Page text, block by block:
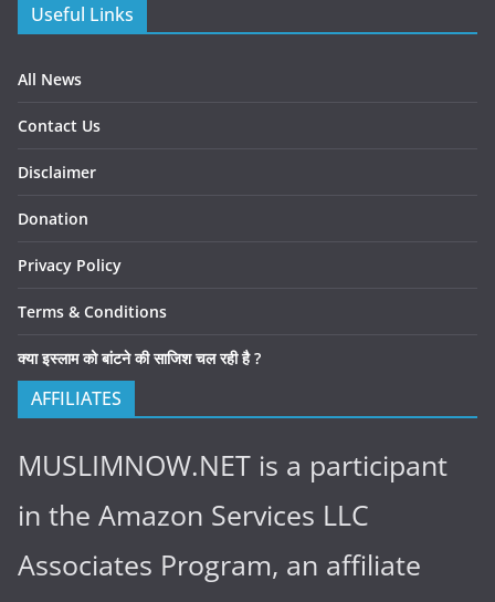
Useful Links
All News
Contact Us
Disclaimer
Donation
Privacy Policy
Terms & Conditions
क्या इस्लाम को बांटने की साजिश चल रही है ?
AFFILIATES
MUSLIMNOW.NET is a participant
in the Amazon Services LLC
Associates Program, an affiliate